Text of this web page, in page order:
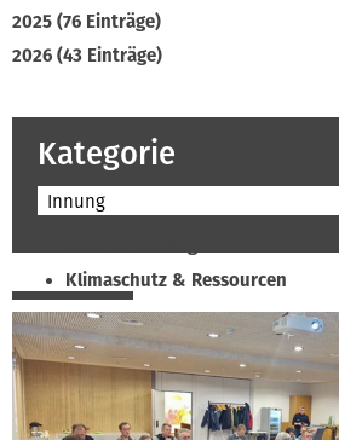
2025 (76 Einträge)
2026 (43 Einträge)
Kategorie
Innung
Klimaschutz & Ressourcen
Normen & Fachregeln
Prävention & Arbeitsschutz
Recht & Wirtschaft
Soziales & Tarifpolitik